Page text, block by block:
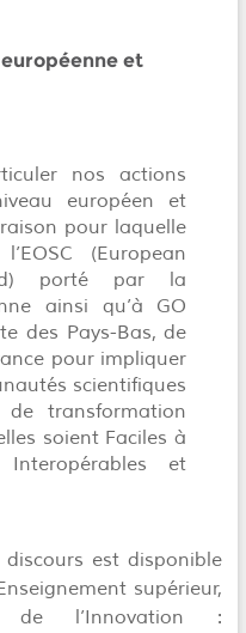
et
nos actions
européen et
pour laquelle
(European
porté par la
ainsi qu’à GO
des Pays-Bas, de
pour impliquer
scientifiques
transformation
soient Faciles à
Interopérables et
est disponible
supérieur,
l’Innovation :